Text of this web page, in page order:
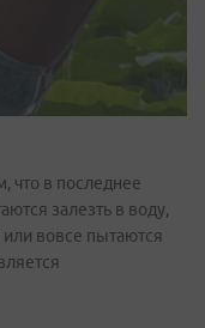
что в последнее
залезть в воду,
вовсе пытаются